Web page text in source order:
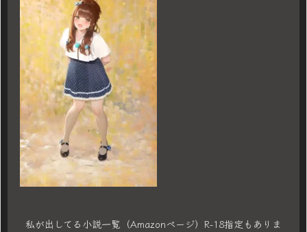
私が出してる小説一覧（Amazonページ）R-18指定もありま